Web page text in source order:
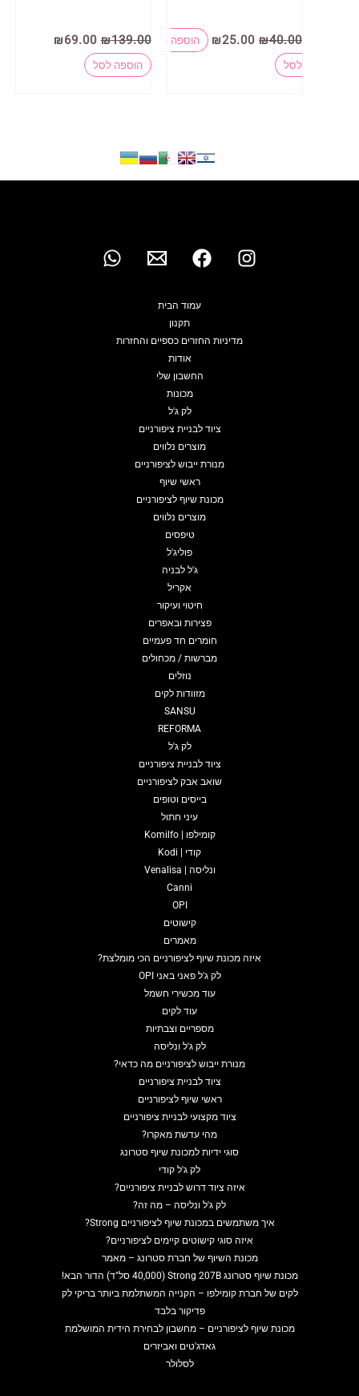
₪40.00
המחיר
המקורי
₪25.00
המחיר
הנוכחי
הוספה
לסל
₪139.00
המחיר
המקורי
היה:
₪139.00.
₪69.00
הוספה לסל
עמוד הבית
תקנון
מדיניות החזרים כספיים והחזרות
אודות
החשבון שלי
מכונות
לק ג'ל
ציוד לבניית ציפורניים
מוצרים נלווים
מנורת ייבוש לציפורניים
ראשי שיוף
מכונת שיוף לציפורניים
מוצרים נלווים
טיפסים
פוליג'ל
ג'ל לבניה
אקריל
חיטוי ועיקור
פצירות ובאפרים
חומרים חד פעמיים
מברשות / מכחולים
נוזלים
מזוודות לקים
SANSU
REFORMA
לק ג'ל
ציוד לבניית ציפורניים
שואב אבק לציפורניים
בייסים וטופים
עיני חתול
קומילפו | Komilfo
קודי | Kodi
ונליסה | Venalisa
Canni
OPI
קישוטים
מאמרים
איזה מכונת שיוף לציפורניים הכי מומלצת?
לק ג'ל פאני באני OPI
עוד מכשירי חשמל
עוד לקים
מספריים וצבתיות
לק ג'ל ונליסה
מנורת ייבוש לציפורניים מה כדאי?
ציוד לבניית ציפורניים
ראשי שיוף לציפורניים
ציוד מקצועי לבניית ציפורניים
מהי עדשת מאקרו?
סוגי ידיות למכונת שיוף סטרונג
לק ג'ל קודי
איזה ציוד דרוש לבניית ציפורניים?
לק ג'ל ונליסה – מה זה?
איך משתמשים במכונת שיוף לציפורניים Strong?
איזה סוגי קישוטים קיימים לציפורניים?
מכונת השיוף של חברת סטרונג – מאמר
מכונת שיוף סטרונג Strong 207B (40,000 סל"ד) הדור הבא!
לקים של חברת קומילפו – הקנייה המשתלמת ביותר בריקי לק
פדיקור בלבד
מכונת שיוף לציפורניים – מחשבון לבחירת הידית המושלמת
גאדג'טים ואביזרים
לסלולר